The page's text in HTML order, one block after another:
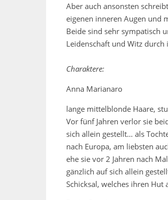
Aber auch ansonsten
eigenen inneren Augen und
Beide sind sehr sympatisch
Leidenschaft und Witz
Charaktere:
Anna Marianaro
lange mittelblonde Haare,
Vor fünf Jahren verlor sie
sich allein gestellt… als
nach Europa, am liebsten
ehe sie vor 2 Jahren nach
gänzlich auf sich allein
Schicksal, welches ihren